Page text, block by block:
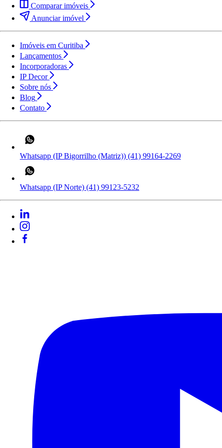
Comparar imóveis
Anunciar imóvel
Imóveis em Curitiba
Lançamentos
Incorporadoras
IP Decor
Sobre nós
Blog
Contato
Whatsapp (IP Bigorrilho (Matriz)) (41) 99164-2269
Whatsapp (IP Norte) (41) 99123-5232